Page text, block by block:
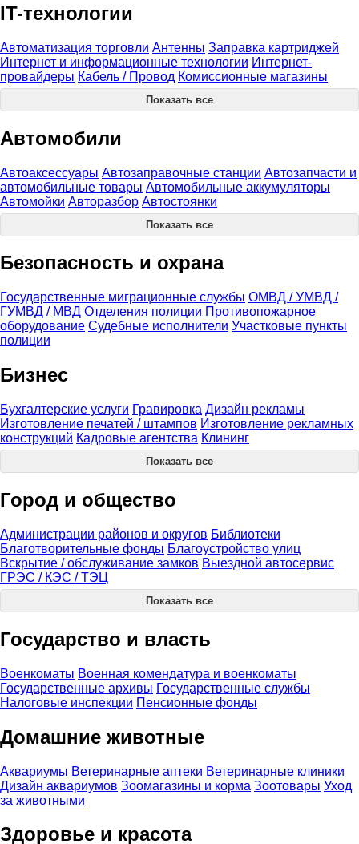
IT-технологии
Автоматизация торговли Антенны Заправка картриджей
Интернет и информационные технологии Интернет-
провайдеры Кабель / Провод Комиссионные магазины
Показать все
Автомобили
Автоаксессуары Автозаправочные станции Автозапчасти и
автомобильные товары Автомобильные аккумуляторы
Автомойки Авторазбор Автостоянки
Показать все
Безопасность и охрана
Государственные миграционные службы ОМВД / УМВД /
ГУМВД / МВД Отделения полиции Противопожарное
оборудование Судебные исполнители Участковые пункты
полиции
Бизнес
Бухгалтерские услуги Гравировка Дизайн рекламы
Изготовление печатей / штампов Изготовление рекламных
конструкций Кадровые агентства Клининг
Показать все
Город и общество
Администрации районов и округов Библиотеки
Благотворительные фонды Благоустройство улиц
Вскрытие / обслуживание замков Выездной автосервис
ГРЭС / КЭС / ТЭЦ
Показать все
Государство и власть
Военкоматы Военная комендатура и военкоматы
Государственные архивы Государственные службы
Налоговые инспекции Пенсионные фонды
Домашние животные
Аквариумы Ветеринарные аптеки Ветеринарные клиники
Дизайн аквариумов Зоомагазины и корма Зоотовары Уход
за животными
Здоровье и красота